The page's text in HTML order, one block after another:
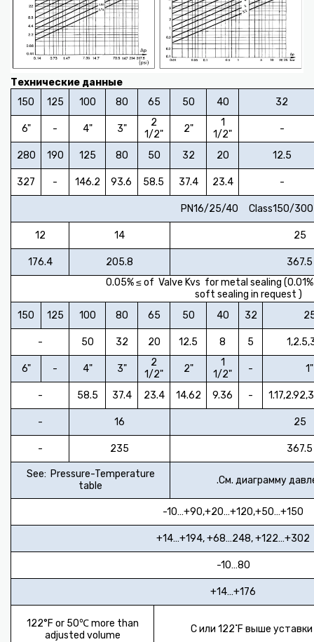
Технические данные
32
40
50
65
80
100
125
150
-
1
1/2"
2"
2
1/2"
3"
4"
-
6"
12.5
20
32
50
80
125
190
280
-
23.4
37.4
58.5
93.6
146.2
-
327
PN16/25/40 Class150/300
25
14
12
367.5
205.8
176.4
0.05% ≤ of Valve Kvs for metal sealing
soft sealing in request )
32
40
50
65
80
100
125
150
5
8
12.5
20
32
50
-
1"
-
1
1/2"
2"
2
1/2"
3"
4"
-
6"
-
9.36
14.62
23.4
37.4
58.5
-
25
16
-
367.5
235
-
См. диаграмму
See: Pressure-Temperature
table
-10…+90,+20…+120,+50…+150
+14…+194, +68…248, +122…+302
-10…80
+14…+176
122°F or 50℃ more than
adjusted volume